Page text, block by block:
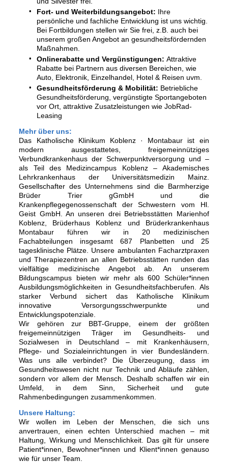
Fort- und Weiterbildungsangebot: Ihre
persönliche und fachliche Entwicklung ist uns wichtig.
Bei Fortbildungen stellen wir Sie frei, z.B. auch bei
unserem großen Angebot an gesundheitsfördernden
Maßnahmen.
Onlinerabatte und Vergünstigungen: Attraktive
Rabatte bei Partnern aus diversen Bereichen, wie
Auto, Elektronik, Einzelhandel, Hotel & Reisen uvm.
Gesundheitsförderung & Mobilität: Betriebliche
Gesundheitsförderung, vergünstigte Sportangeboten
vor Ort, attraktive Zusatzleistungen wie JobRad-
Leasing
Mehr über uns:
Das Katholische Klinikum Koblenz · Montabaur ist ein
modern ausgestattetes, freigemeinnütziges
Verbundkrankenhaus der Schwerpunktversorgung und –
als Teil des Medizincampus Koblenz – Akademisches
Lehrkrankenhaus der Universitätsmedizin Mainz.
Gesellschafter des Unternehmens sind die Barmherzige
Brüder Trier gGmbH und die
Krankenpflegegenossenschaft der Schwestern vom Hl.
Geist GmbH. An unseren drei Betriebsstätten Marienhof
Koblenz, Brüderhaus Koblenz und Brüderkrankenhaus
Montabaur führen wir in 20 medizinischen
Fachabteilungen insgesamt 687 Planbetten und 25
tagesklinische Plätze. Unsere ambulanten Facharztpraxen
und Therapiezentren an allen Betriebsstätten runden das
vielfältige medizinische Angebot ab. An unserem
Bildungscampus bieten wir mehr als 600 Schüler*innen
Ausbildungsmöglichkeiten in Gesundheitsfachberufen. Als
starker Verbund sichert das Katholische Klinikum
innovative Versorgungsschwerpunkte und
Entwicklungspotenziale.
Wir gehören zur BBT-Gruppe, einem der größten
freigemeinnützigen Träger im Gesundheits- und
Sozialwesen in Deutschland – mit Krankenhäusern,
Pflege- und Sozialeinrichtungen in vier Bundesländern.
Was uns alle verbindet? Die Überzeugung, dass im
Gesundheitswesen nicht nur Technik und Abläufe zählen,
sondern vor allem der Mensch. Deshalb schaffen wir ein
Umfeld, in dem Sinn, Sicherheit und gute
Rahmenbedingungen zusammenkommen.
Unsere Haltung:
Wir wollen im Leben der Menschen, die sich uns
anvertrauen, einen echten Unterschied machen – mit
Haltung, Wirkung und Menschlichkeit. Das gilt für unsere
Patient*innen, Bewohner*innen und Klient*innen genauso
wie für unser Team.